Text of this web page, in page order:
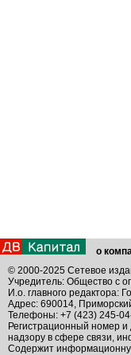
о
© 2000-2025 Сетевое
Учредитель: Общество с
И.о. главного редактора:
Адрес: 690014,
Телефоны: +7 (423) 245-
Регистрационный номер
надзору в сфере связи,
Содержит